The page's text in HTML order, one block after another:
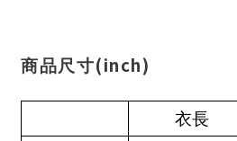
商品尺寸(inch)
衣長